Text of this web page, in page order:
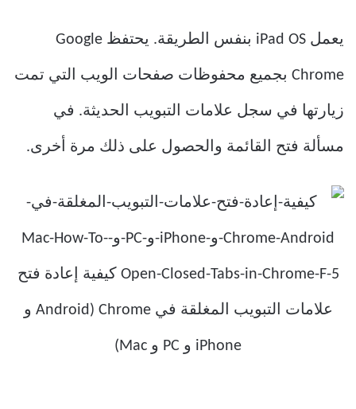
يعمل iPad OS بنفس الطريقة. يحتفظ Google
Chrome بجميع محفوظات صفحات الويب التي تمت
زيارتها في سجل علامات التبويب الحديثة. في
مسألة فتح القائمة والحصول على ذلك مرة أخرى.